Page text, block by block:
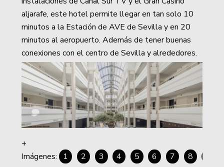
aljarafe, este hotel permite llegar en tan solo 10
minutos a la Estación de AVE de Sevilla y en 20
minutos al aeropuerto. Además de tener buenas
conexiones con el centro de Sevilla y alrededores.
1 2 3 4 5 6 7 8